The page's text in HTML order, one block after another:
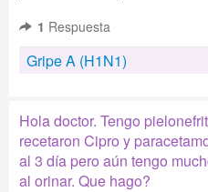
1 Respuesta
Gripe A (H1N1)
Hola doctor. Tengo
recetaron Cipro y
al 3 día pero aún tengo
al orinar. Que hago?